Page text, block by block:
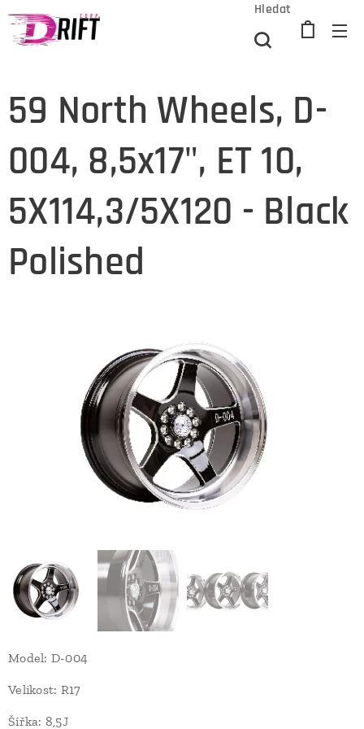
Hledat
59 North Wheels, D-
004, 8,5x17", ET 10,
5X114,3/5X120 - Black
Polished
Model: D-004
Velikost: R17
Šířka: 8,5J